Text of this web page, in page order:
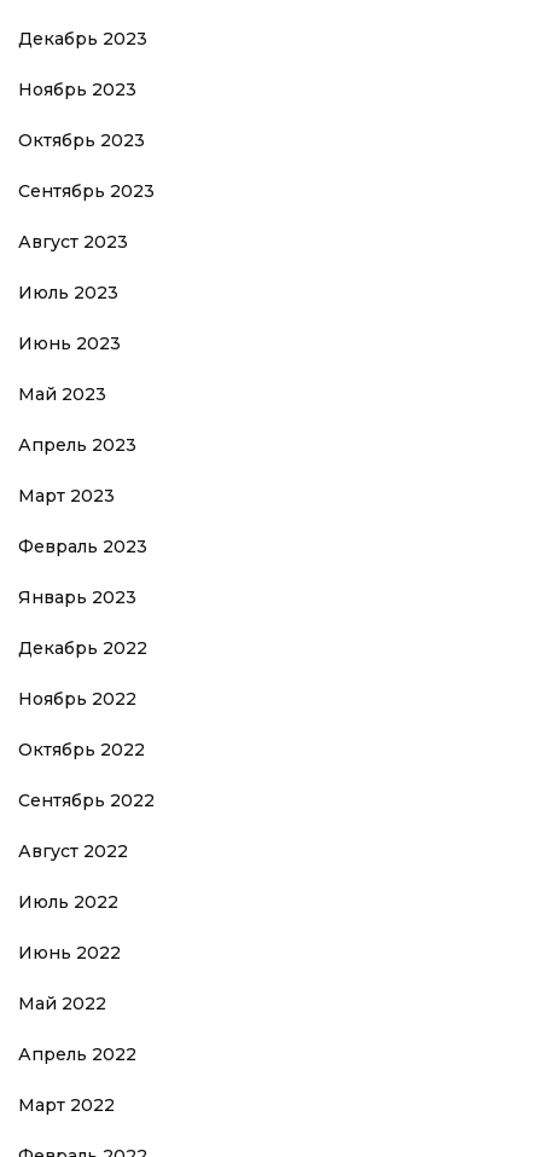
Декабрь 2023
Ноябрь 2023
Октябрь 2023
Сентябрь 2023
Август 2023
Июль 2023
Июнь 2023
Май 2023
Апрель 2023
Март 2023
Февраль 2023
Январь 2023
Декабрь 2022
Ноябрь 2022
Октябрь 2022
Сентябрь 2022
Август 2022
Июль 2022
Июнь 2022
Май 2022
Апрель 2022
Март 2022